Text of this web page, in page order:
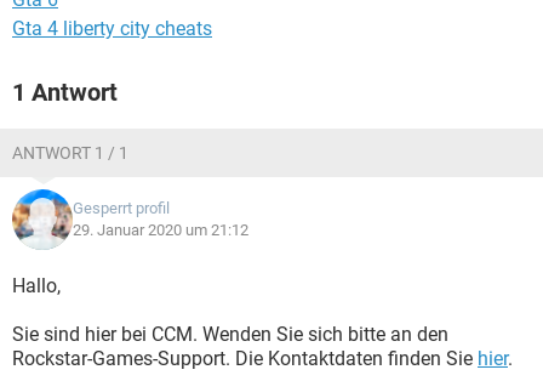
Gta 4 liberty city cheats
1 Antwort
ANTWORT 1 / 1
Gesperrt profil
29. Januar 2020 um 21:12
Hallo,
Sie sind hier bei CCM. Wenden Sie sich bitte an den
Rockstar-Games-Support. Die Kontaktdaten finden Sie hier.